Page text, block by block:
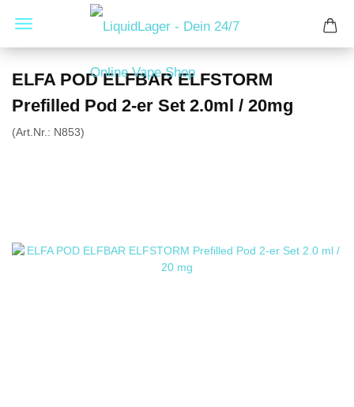
ELFA POD ELFBAR ELFSTORM
Prefilled Pod 2-er Set 2.0ml / 20mg
(Art.Nr.: N853)